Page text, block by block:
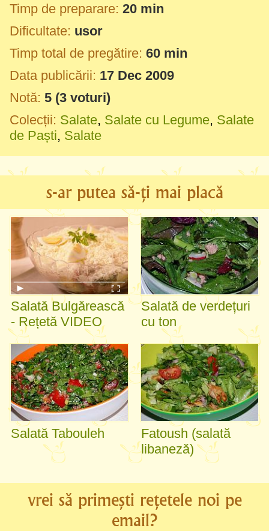
Timp de preparare: 20 min
Dificultate: usor
Timp total de pregătire: 60 min
Data publicării: 17 Dec 2009
Notă: 5 (3 voturi)
Colecții: Salate, Salate cu Legume, Salate
de Paști, Salate
s-ar putea să-ți mai placă
Salată Bulgărească
- Rețetă VIDEO
Salată de verdețuri
cu ton
Salată Tabouleh
Fatoush (salată
libaneză)
vrei să primești rețetele noi pe
email?